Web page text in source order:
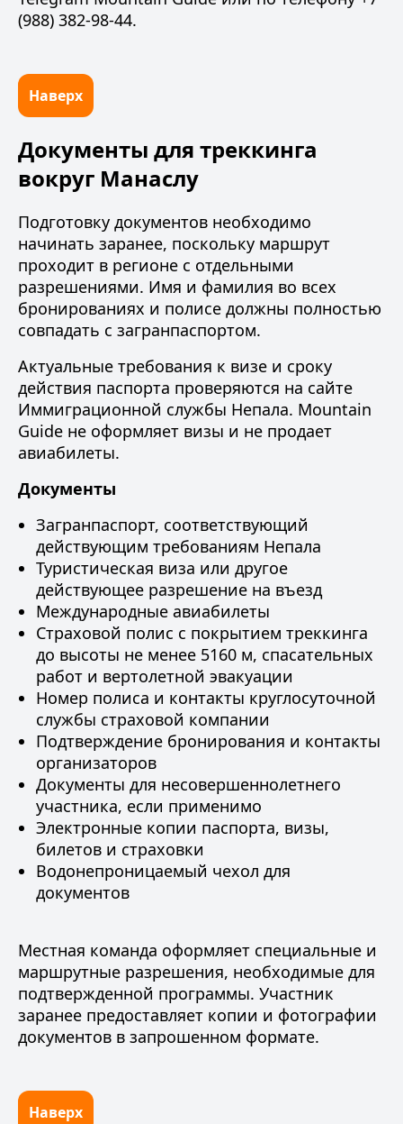
(988) 382-98-44.
Наверх
Документы для треккинга
вокруг Манаслу
Подготовку документов необходимо
начинать заранее, поскольку маршрут
проходит в регионе с отдельными
разрешениями. Имя и фамилия во всех
бронированиях и полисе должны полностью
совпадать с загранпаспортом.
Актуальные требования к визе и сроку
действия паспорта проверяются на сайте
Иммиграционной службы Непала. Mountain
Guide не оформляет визы и не продает
авиабилеты.
Документы
Загранпаспорт, соответствующий
действующим требованиям Непала
Туристическая виза или другое
действующее разрешение на въезд
Международные авиабилеты
Страховой полис с покрытием треккинга
до высоты не менее 5160 м, спасательных
работ и вертолетной эвакуации
Номер полиса и контакты круглосуточной
службы страховой компании
Подтверждение бронирования и контакты
организаторов
Документы для несовершеннолетнего
участника, если применимо
Электронные копии паспорта, визы,
билетов и страховки
Водонепроницаемый чехол для
документов
Местная команда оформляет специальные и
маршрутные разрешения, необходимые для
подтвержденной программы. Участник
заранее предоставляет копии и фотографии
документов в запрошенном формате.
Наверх